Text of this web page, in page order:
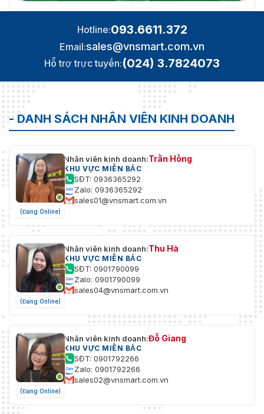
Hotline:093.6611.372
Email:sales@vnsmart.com.vn
Hỗ trợ trực tuyến:(024) 3.7824073
- DANH SÁCH NHÂN VIÊN KINH DOANH
(Đang Online)
Nhân viên kinh doanh:Trần Hồng
KHU VỰC MIỀN BẮC
SĐT: 0936365292
Zalo: 0936365292
sales01@vnsmart.com.vn
(Đang Online)
Nhân viên kinh doanh:Thu Hà
KHU VỰC MIỀN BẮC
SĐT: 0901790099
Zalo: 0901790099
sales04@vnsmart.com.vn
(Đang Online)
Nhân viên kinh doanh:Đỗ Giang
KHU VỰC MIỀN BẮC
SĐT: 0901792266
Zalo: 0901792266
sales02@vnsmart.com.vn